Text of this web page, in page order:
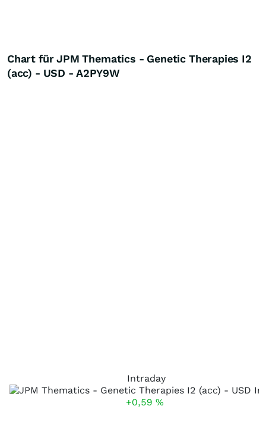
Chart für JPM Thematics - Genetic Therapies I2
(acc) - USD - A2PY9W
Intraday
+0,59 %